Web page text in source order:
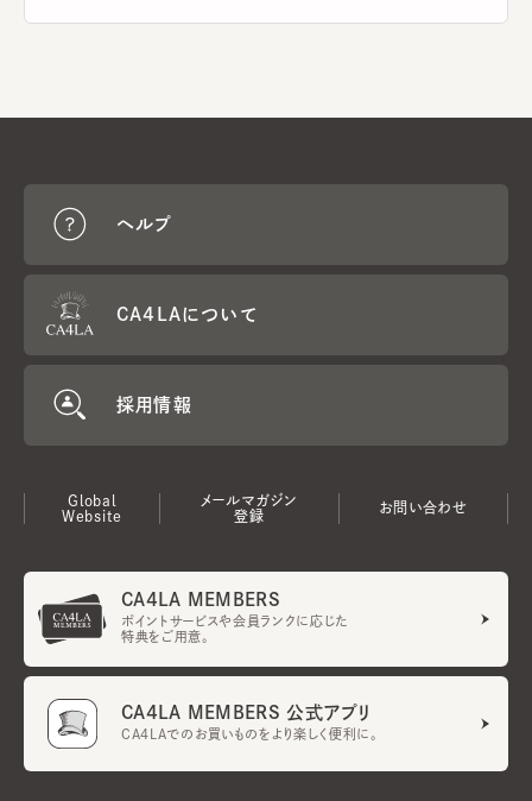
ヘルプ
CA4LAについて
採用情報
Global
Website
メールマガジン
登録
お問い合わせ
CA4LA MEMBERS
ポイントサービスや会員ランクに応じた
特典をご用意。
CA4LA MEMBERS 公式アプリ
CA4LAでのお買いものをより楽しく便利に。